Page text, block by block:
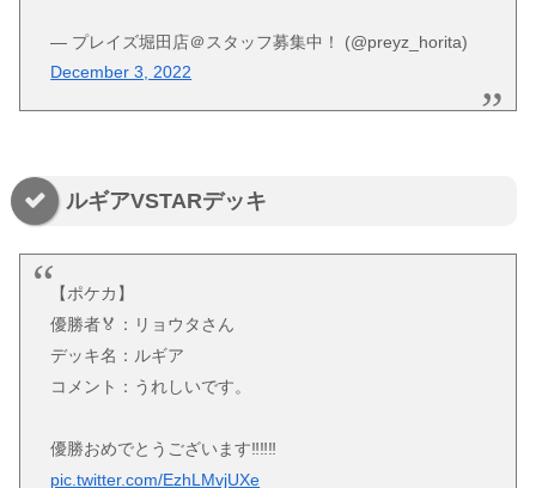
— プレイズ堀田店＠スタッフ募集中！ (@preyz_horita)
December 3, 2022
ルギアVSTARデッキ
【ポケカ】
優勝者🏅：リョウタさん
デッキ名：ルギア
コメント：うれしいです。
優勝おめでとうございます‼️‼️‼️
pic.twitter.com/EzhLMvjUXe